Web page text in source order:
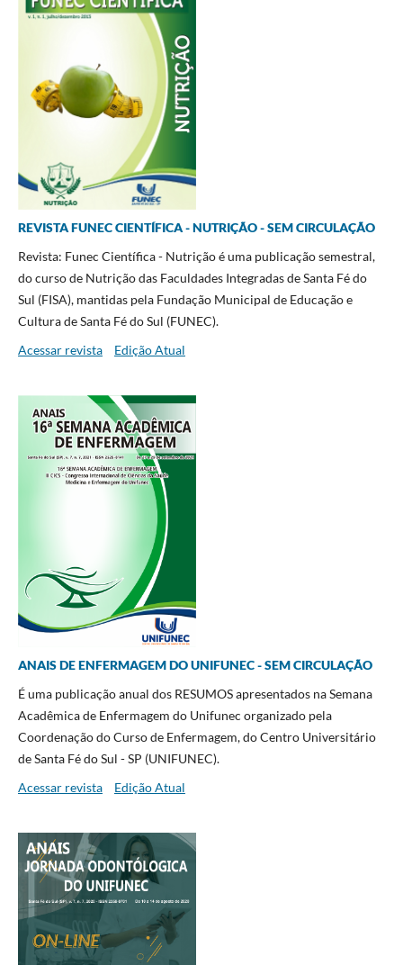
REVISTA FUNEC CIENTÍFICA - NUTRIÇÃO - SEM CIRCULAÇÃO
Revista: Funec Científica - Nutrição é uma publicação semestral,
do curso de Nutrição das Faculdades Integradas de Santa Fé do
Sul (FISA), mantidas pela Fundação Municipal de Educação e
Cultura de Santa Fé do Sul (FUNEC).
Acessar revista
Edição Atual
ANAIS DE ENFERMAGEM DO UNIFUNEC - SEM CIRCULAÇÃO
É uma publicação anual dos RESUMOS apresentados na Semana
Acadêmica de Enfermagem do Unifunec organizado pela
Coordenação do Curso de Enfermagem, do Centro Universitário
de Santa Fé do Sul - SP (UNIFUNEC).
Acessar revista
Edição Atual